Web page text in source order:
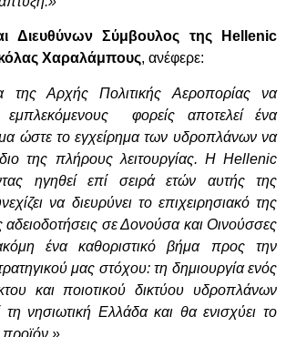
Διευθύνων Σύμβουλος της
Hellenic
Χαραλάμπους, ανέφερε:
της Αρχής Πολιτικής Αεροπορίας να
εμπλεκόμενους φορείς αποτελεί ένα
ώστε το εγχείρημα των υδροπλάνων να
της πλήρους λειτουργίας. Η Hellenic
ηγηθεί επί σειρά ετών αυτής της
να διευρύνει το επιχειρησιακό της
αδειοδοτήσεις σε Δονούσα και Οινούσσες
ένα καθοριστικό βήμα προς την
μας στόχου: τη δημιουργία ενός
και ποιοτικού δικτύου υδροπλάνων
νησιωτική Ελλάδα και θα ενισχύει το
προϊόν.»